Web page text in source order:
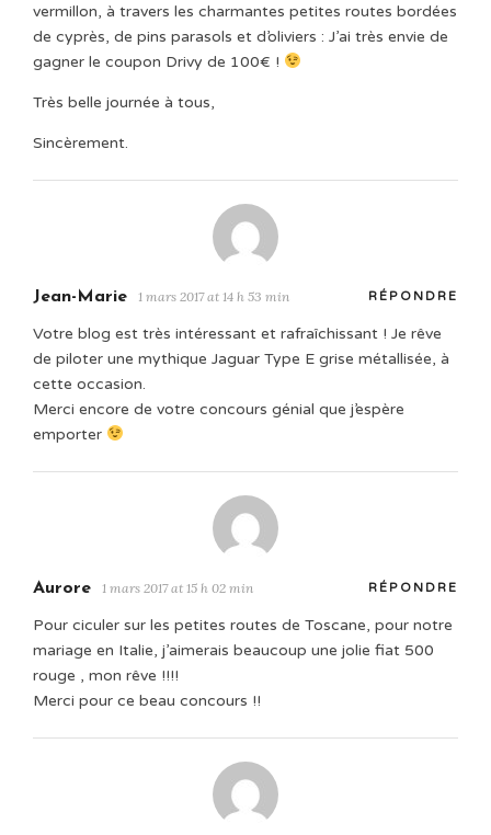
vermillon, à travers les charmantes petites routes bordées
de cyprès, de pins parasols et d’oliviers : J’ai très envie de
gagner le coupon Drivy de 100€ !
Très belle journée à tous,
Sincèrement.
Jean-Marie 1 mars 2017 at 14 h 53 min RÉPONDRE
Votre blog est très intéressant et rafraîchissant ! Je rêve
de piloter une mythique Jaguar Type E grise métallisée, à
cette occasion.
Merci encore de votre concours génial que j’espère
emporter
Aurore 1 mars 2017 at 15 h 02 min RÉPONDRE
Pour ciculer sur les petites routes de Toscane, pour notre
mariage en Italie, j’aimerais beaucoup une jolie fiat 500
rouge , mon rêve !!!!
Merci pour ce beau concours !!